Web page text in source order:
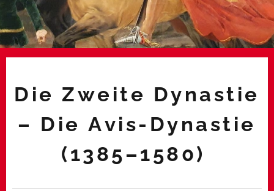
Die Zweite Dynastie
– Die Avis-Dynastie
(1385–1580)